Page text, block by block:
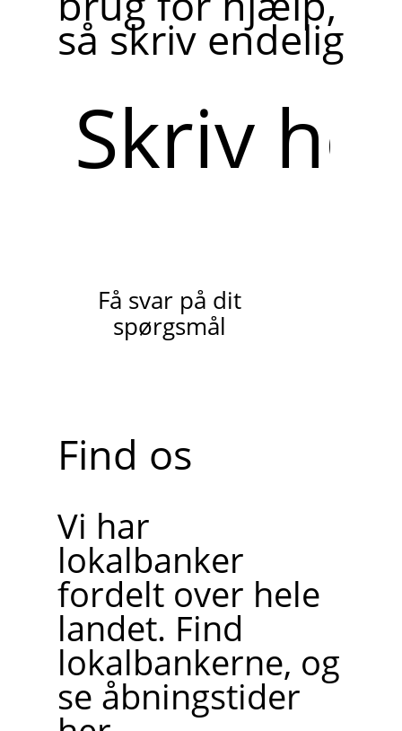
så skriv endelig
her
Få svar på dit
spørgsmål
Find os
Vi har
lokalbanker
fordelt over hele
landet. Find
lokalbankerne, og
se åbningstider